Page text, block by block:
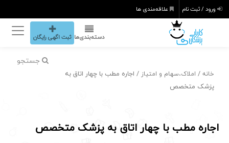
ورود / ثبت نام علاقه‌مندی ها
دسته‌بندی‌ها ثبت اگهی رایگان
جستجو
خانه / املاک،سهام و امتیاز / اجاره مطب با چهار اتاق به
پزشک متخصص
اجاره مطب با چهار اتاق به پزشک متخصص